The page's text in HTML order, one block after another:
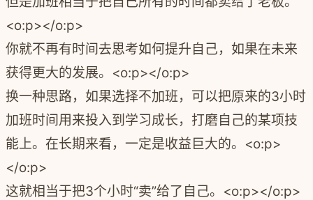
<o:p></o:p>
你就不再有时间去思考如何提升自己，如果在未来
获得更大的发展。<o:p></o:p>
换一种思路，如果选择不加班，可以把原来的3小时
加班时间用来投入到学习成长，打磨自己的某项技
能上。在长期来看，一定是收益巨大的。<o:p>
</o:p>
这就相当于把3个小时“卖”给了自己。<o:p></o:p>